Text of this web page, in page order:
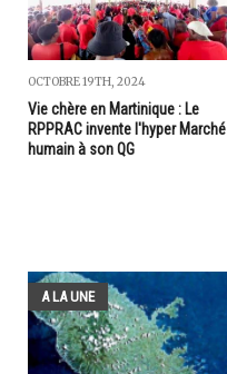
OCTOBRE 19TH, 2024
Vie chère en Martinique : Le
RPPRAC invente l'hyper Marché
humain à son QG
A LA UNE